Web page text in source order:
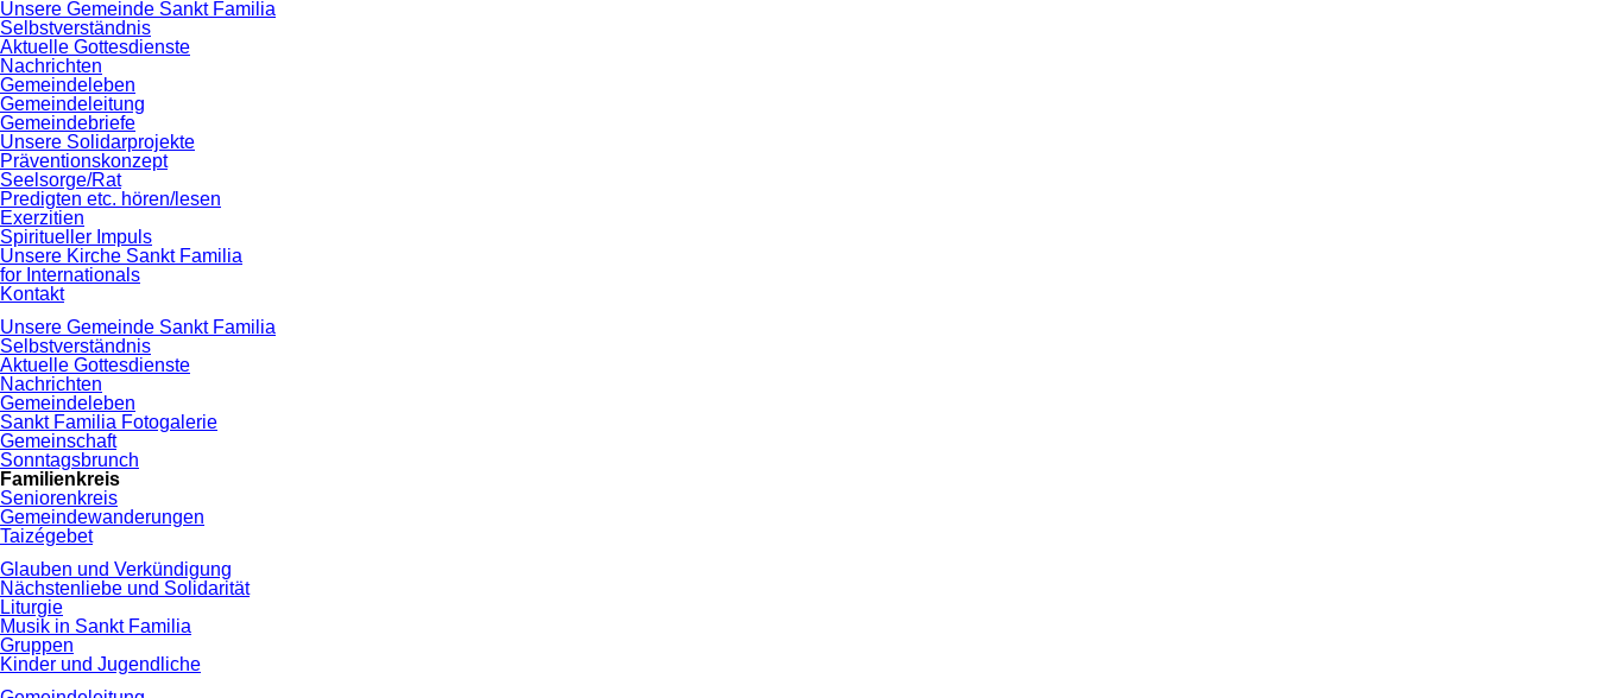
Navigation
überspringen
Unsere Gemeinde Sankt Familia
Selbstverständnis
Aktuelle Gottesdienste
Nachrichten
Gemeindeleben
Gemeindeleitung
Gemeindebriefe
Unsere Solidarprojekte
Präventionskonzept
Seelsorge/Rat
Predigten etc. hören/lesen
Exerzitien
Spiritueller Impuls
Unsere Kirche Sankt Familia
for Internationals
Kontakt
Navigation
überspringen
Unsere Gemeinde Sankt Familia
Selbstverständnis
Aktuelle Gottesdienste
Nachrichten
Gemeindeleben
Sankt Familia Fotogalerie
Gemeinschaft
Sonntagsbrunch
Familienkreis
Seniorenkreis
Gemeindewanderungen
Taizégebet
Glauben und Verkündigung
Nächstenliebe und Solidarität
Liturgie
Musik in Sankt Familia
Gruppen
Kinder und Jugendliche